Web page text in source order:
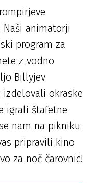
animatorji
program za
z vodno
Billyjev
okraske
igrali štafetne
nam na pikniku
pripravili kino
za noč čarovnic!